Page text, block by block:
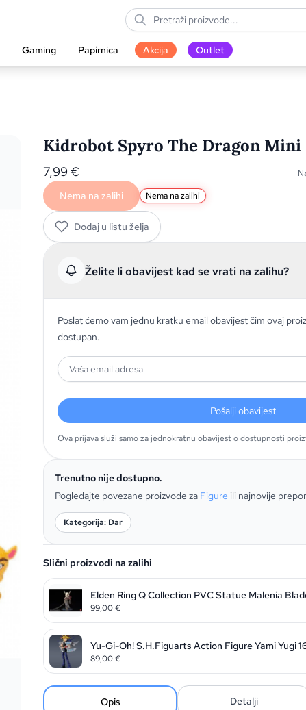
Gaming Papirnica Akcija Outlet
Kidrobot Spyro The Dragon Mini
7,99 €
Nema na zalihi Nema na zalihi
Dodaj u listu želja
Želite li obavijest kad se vrati na zalihu?
Poslat ćemo vam jednu kratku email obavijest čim ovaj
dostupan.
Pošalji obavijest
Ova prijava služi samo za jednokratnu obavijest o dostupnosti
Trenutno nije dostupno.
Pogledajte povezane proizvode za Figure ili najnovije
Kategorija: Dar
Slični proizvodi na zalihi
Elden Ring Q Collection PVC Statue Malenia
99,00€
Yu-Gi-Oh! S.H.Figuarts Action Figure Yami Yugi
89,00€
Opis Detalji